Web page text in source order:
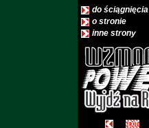
do ściągnięcia
o stronie
inne strony